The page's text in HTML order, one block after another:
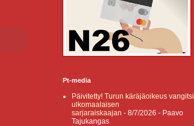
Pt-media
Päivitetty! Turun käräjäoikeus vangitsi
ulkomaalaisen
sarjaraiskaajan - 8/7/2026 - Paavo
Tajukangas